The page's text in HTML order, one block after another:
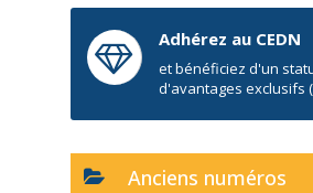
Adhérez au CEDN
et bénéficiez d'un
d'avantages exclusifs
Anciens numéros